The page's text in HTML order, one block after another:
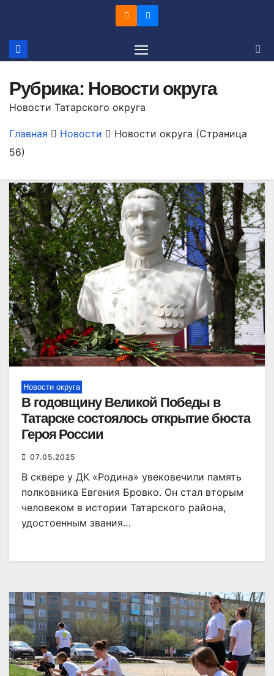
содержимому
Рубрика: Новости округа
Новости Татарского округа
Главная Новости Новости округа (Страница
56)
Новости округа
В годовщину Великой Победы в
Татарске состоялось открытие бюста
Героя России
07.05.2025
В сквере у ДК «Родина» увековечили память
полковника Евгения Бровко. Он стал вторым
человеком в истории Татарского района,
удостоенным звания…